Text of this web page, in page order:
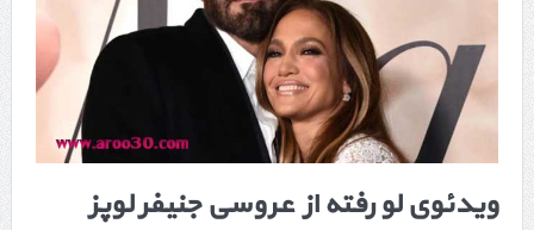
ویدئوی لو رفته از عروسی جنیفر لوپز